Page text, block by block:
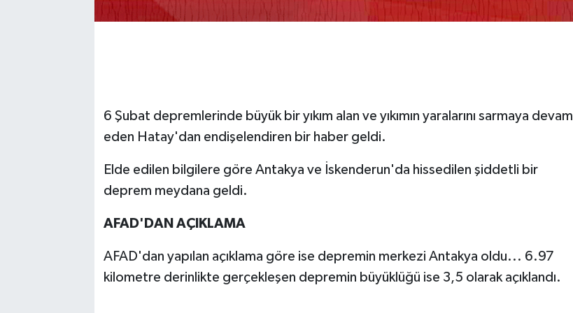
6 Şubat depremlerinde büyük bir yıkım alan ve yıkımın yaralarını sarmaya devam
eden Hatay'dan endişelendiren bir haber geldi.
Elde edilen bilgilere göre Antakya ve İskenderun'da hissedilen şiddetli bir
deprem meydana geldi.
AFAD'DAN AÇIKLAMA
AFAD'dan yapılan açıklama göre ise depremin merkezi Antakya oldu... 6.97
kilometre derinlikte gerçekleşen depremin büyüklüğü ise 3,5 olarak açıklandı.